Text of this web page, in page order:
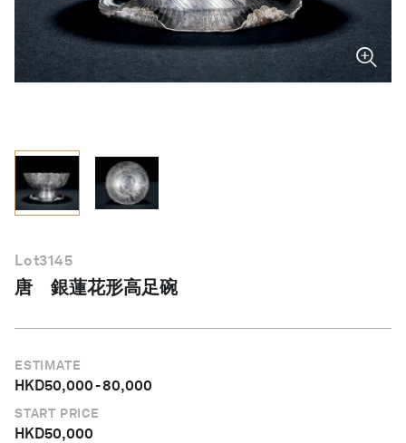
繁體中文
Lot3145
唐 銀蓮花形高足碗
ESTIMATE
HKD50,000-80,000
START PRICE
HKD50,000